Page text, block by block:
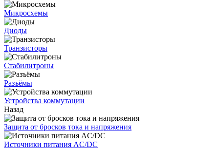
Микросхемы
Диоды
Транзисторы
Стабилитроны
Разъёмы
Устройства коммутации
Назад
Защита от бросков тока и напряжения
Источники питания AC/DC